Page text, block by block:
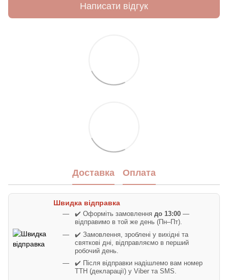
Написати відгук
Доставка Оплата
Швидка відправка
✔️ Оформіть замовлення до 13:00 —
відправимо в той же день (Пн–Пт).
✔️ Замовлення, зроблені у вихідні та
святкові дні, відправляємо в перший
робочий день.
✔️ Після відправки надішлемо вам номер
ТТН (декларації) у Viber та SMS.